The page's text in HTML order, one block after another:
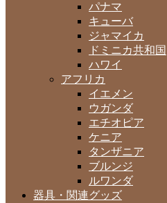
パナマ
キューバ
ジャマイカ
ドミニカ共和国
ハワイ
アフリカ
イエメン
ウガンダ
エチオピア
ケニア
タンザニア
ブルンジ
ルワンダ
器具・関連グッズ